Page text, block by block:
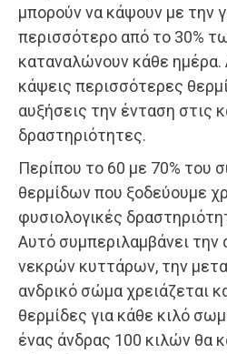
μπορούν να κάψουν με την
περισσότερο από το 30%
καταναλώνουν κάθε ημέρα.
κάψεις περισσότερες
αυξήσεις την ένταση στις
δραστηριότητες.
Περίπου το 60 με 70% του
θερμίδων που ξοδεύουμε
φυσιολογικές
Aυτό συμπεριλαμβάνει
νεκρών κυττάρων, την
ανδρικό σώμα χρειάζεται
θερμίδες για κάθε κιλό
ένας άνδρας 100 κιλών θα